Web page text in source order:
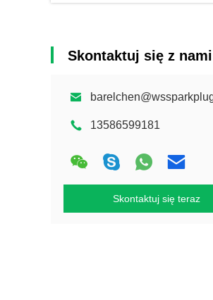
Skontaktuj się z nami
13586599181
Skontaktuj się teraz